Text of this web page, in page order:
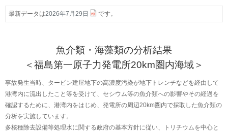
最新データは2026年7月29日 です。
魚介類・海藻類の分析結果
＜福島第一原子力発電所20km圏内海域＞
事故発生当時、タービン建屋地下の高濃度汚染が地下トレンチなどを経由して
港湾内に流出したこと等を受けて、セシウム等の魚介類への影響やその経過を
確認するために、港湾内をはじめ、発電所の周辺20km圏内で採取した魚介類の
分析を実施しています。
多核種除去設備等処理水に関する政府の基本方針に従い、トリチウムを中心と